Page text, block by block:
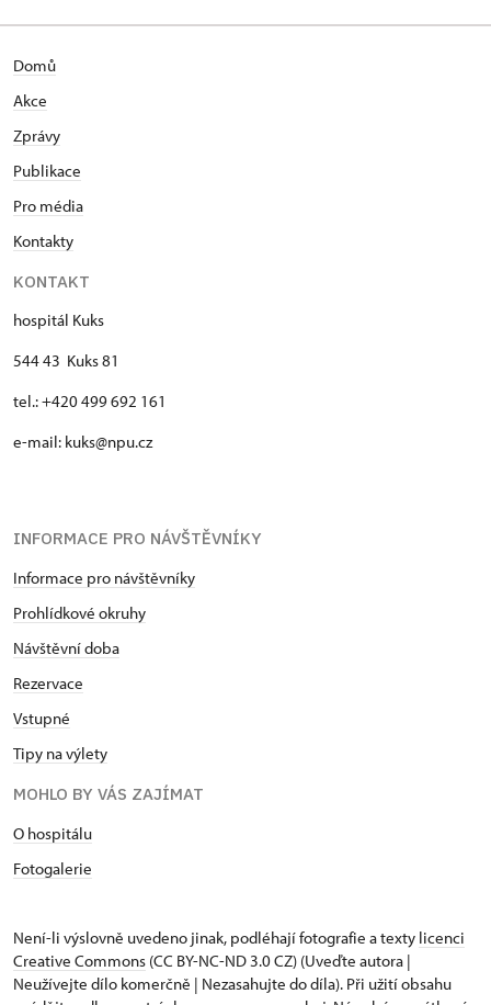
Domů
Akce
Zprávy
Publikace
Pro média
Kontakty
KONTAKT
hospitál Kuks
544 43 Kuks 81
tel.: +420 499 692 161
e-mail: kuks@npu.cz
INFORMACE PRO NÁVŠTĚVNÍKY
Informace pro návštěvníky
Prohlídkové okruhy
Návštěvní doba
Rezervace
Vstupné
Tipy na výlety
MOHLO BY VÁS ZAJÍMAT
O hospitálu
Fotogalerie
Není-li výslovně uvedeno jinak, podléhají fotografie a texty licenci
Creative Commons (CC BY-NC-ND 3.0 CZ) (Uveďte autora |
Neužívejte dílo komerčně | Nezasahujte do díla). Při užití obsahu